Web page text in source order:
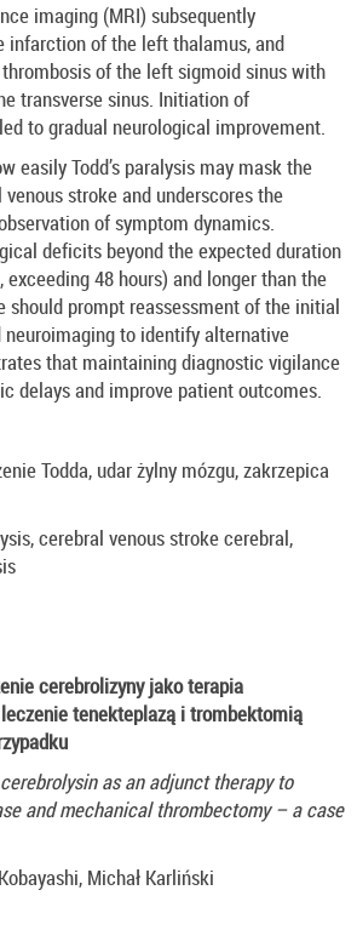
imaging (MRI) subsequently
infarction of the left thalamus, and
of the left sigmoid sinus with
transverse sinus. Initiation of
to gradual neurological improvement.
easily Todd’s paralysis may mask the
stroke and underscores the
of symptom dynamics.
deficits beyond the expected duration
exceeding 48 hours) and longer than the
prompt reassessment of the initial
to identify alternative
that maintaining diagnostic vigilance
delays and improve patient outcomes.
Todda, udar żylny mózgu, zakrzepica
cerebral venous stroke cerebral,
cerebrolizyny jako terapia
tenekteplazą i trombektomią
as an adjunct therapy to
and mechanical thrombectomy – a case
Michał Karliński